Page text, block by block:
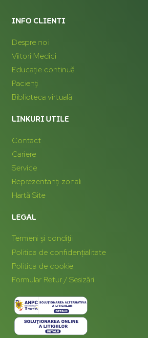
INFO CLIENTI
Despre noi
Viitori Medici
Educație continuă
Pacienți
Biblioteca virtuală
LINKURI UTILE
Contact
Cariere
Service
Reprezentanți zonali
Hartă Site
LEGAL
Termeni și condiții
Politica de confidențialitate
Politica de cookie
Formular Retur / Sesizări